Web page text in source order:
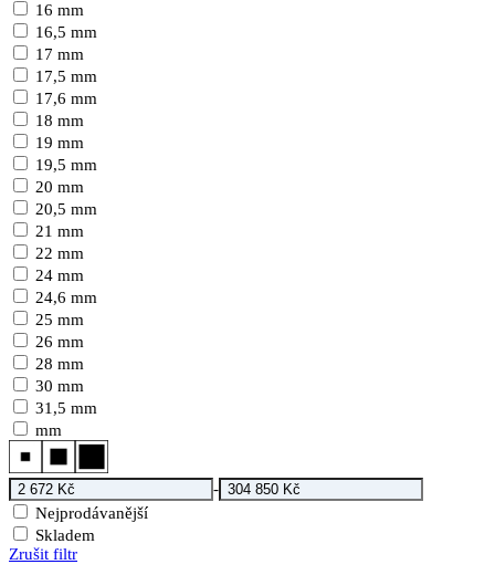
16 mm
16,5 mm
17 mm
17,5 mm
17,6 mm
18 mm
19 mm
19,5 mm
20 mm
20,5 mm
21 mm
22 mm
24 mm
24,6 mm
25 mm
26 mm
28 mm
30 mm
31,5 mm
mm
-
Nejprodávanější
Skladem
Zrušit filtr